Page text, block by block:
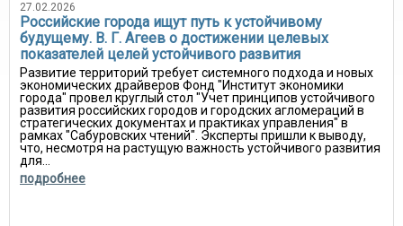
27.02.2026
Российские города ищут путь к устойчивому
будущему. В. Г. Агеев о достижении целевых
показателей целей устойчивого развития
Развитие территорий требует системного подхода и новых
экономических драйверов Фонд "Институт экономики
города" провел круглый стол "Учет принципов устойчивого
развития российских городов и городских агломераций в
стратегических документах и практиках управления" в
рамках "Сабуровских чтений". Эксперты пришли к выводу,
что, несмотря на растущую важность устойчивого развития
для...
подробнее